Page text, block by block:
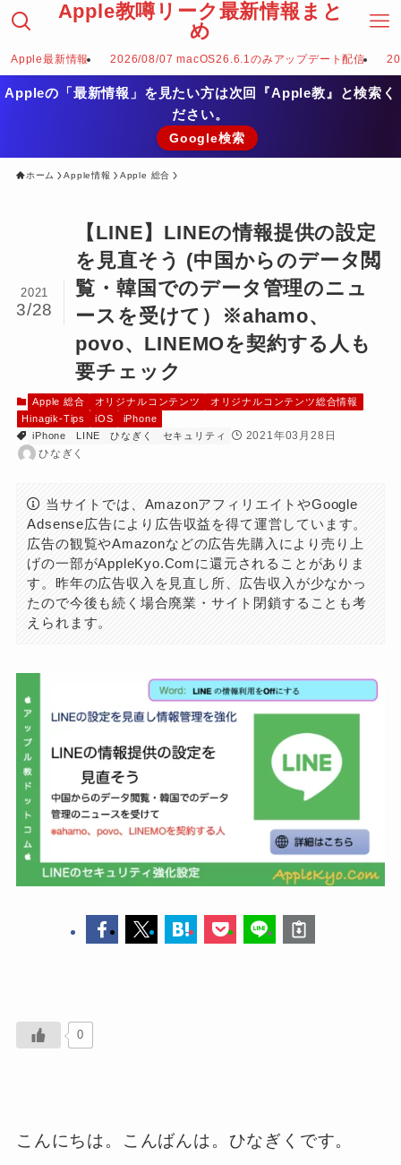
Apple教噂リーク最新情報まと
め
Apple最新情報 2026/08/07 macOS26.6.1のみアップデート配信
Appleの「最新情報」を見たい方は次回『Apple教』と検索く
ださい。
Google検索
ホーム Apple情報 Apple 総合
【LINE】LINEの情報提供の設定
を見直そう (中国からのデータ閲
覧・韓国でのデータ管理のニュ
ースを受けて）※ahamo、
povo、LINEMOを契約する人も
要チェック
2021
3/28
Apple 総合 オリジナルコンテンツ
オリジナルコンテンツ総合情報
Hinagik-Tips
iOS
iPhone
iPhone
LINE ひなぎく セキュリティ
2021年03月28日
ひなぎく
当サイトでは、AmazonアフィリエイトやGoogle
Adsense広告により広告収益を得て運営しています。
広告の観覧やAmazonなどの広告先購入により売り上
げの一部がAppleKyo.Comに還元されることがありま
す。昨年の広告収入を見直し所、広告収入が少なかっ
たので今後も続く場合廃業・サイト閉鎖することも考
えられます。
0
こんにちは。こんばんは。ひなぎくです。